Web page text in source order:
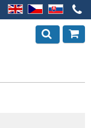
EN CZ SK